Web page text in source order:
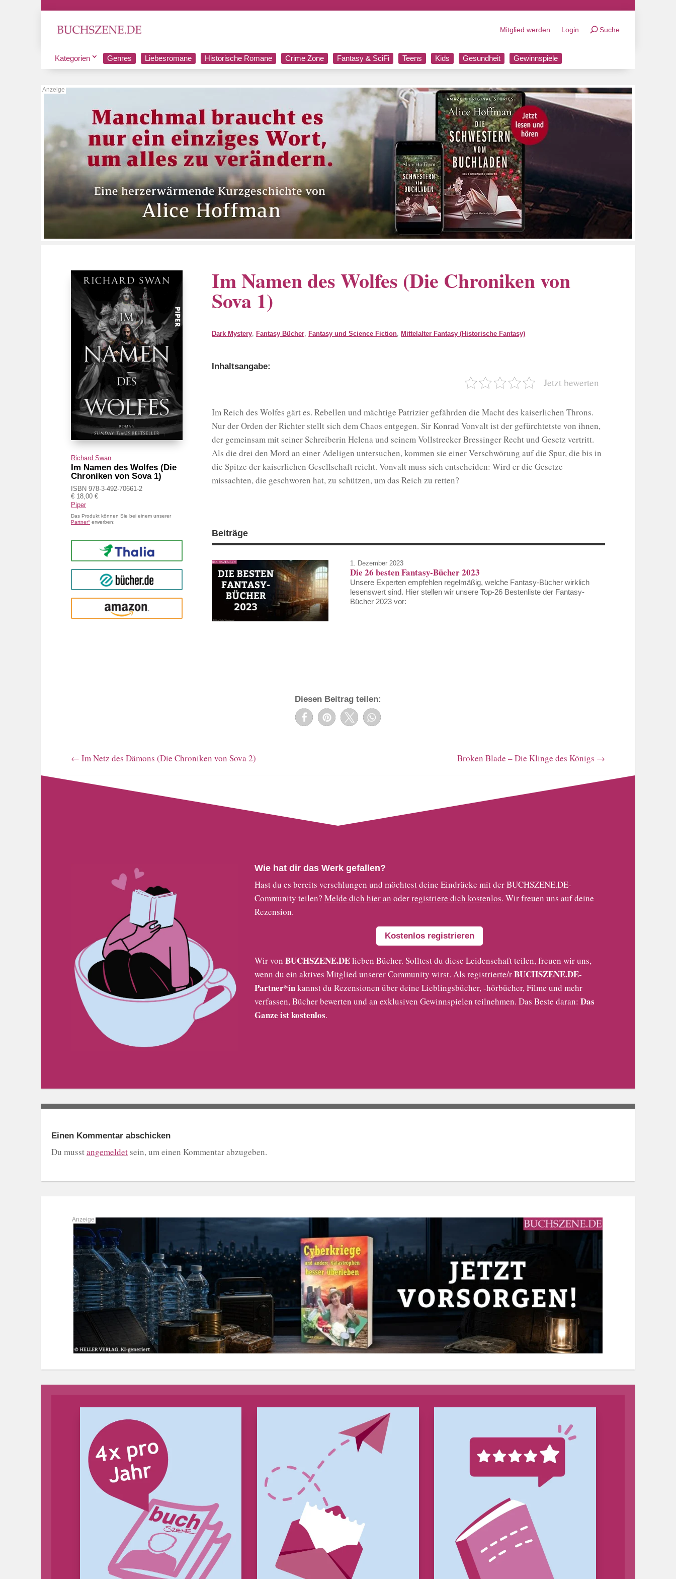
Mitglied werden Login Suche
Kategorien Genres Liebesromane Historische Romane Crime Zone Fantasy & SciFi Teens Kids Gesundheit Gewinnspiele
Richard Swan
Im Namen des Wolfes (Die
Chroniken von Sova 1)
ISBN 978-3-492-70661-2
€ 18,00 €
Piper
Das Produkt können Sie bei einem unserer
Partner* erwerben:
Thalia
buecher.de
Amazon
Im Namen des Wolfes (Die Chroniken von
Sova 1)
Dark Mystery, Fantasy Bücher, Fantasy und Science Fiction, Mittelalter Fantasy (Historische Fantasy)
Inhaltsangabe:
Jetzt bewerten
Im Reich des Wolfes gärt es. Rebellen und mächtige Patrizier gefährden die Macht des kaiserlichen Throns.
Nur der Orden der Richter stellt sich dem Chaos entgegen. Sir Konrad Vonvalt ist der gefürchtetste von ihnen,
der gemeinsam mit seiner Schreiberin Helena und seinem Vollstrecker Bressinger Recht und Gesetz vertritt.
Als die drei den Mord an einer Adeligen untersuchen, kommen sie einer Verschwörung auf die Spur, die bis in
die Spitze der kaiserlichen Gesellschaft reicht. Vonvalt muss sich entscheiden: Wird er die Gesetze
missachten, die geschworen hat, zu schützen, um das Reich zu retten?
Beiträge
1. Dezember 2023
Die 26 besten Fantasy-Bücher 2023
Unsere Experten empfehlen regelmäßig, welche Fantasy-Bücher wirklich
lesenswert sind. Hier stellen wir unsere Top-26 Bestenliste der Fantasy-
Bücher 2023 vor:
Diesen Beitrag teilen:
← Im Netz des Dämons (Die Chroniken von Sova 2) Broken Blade – Die Klinge des Königs →
Wie hat dir das Werk gefallen?
Hast du es bereits verschlungen und möchtest deine Eindrücke mit der BUCHSZENE.DE-
Community teilen? Melde dich hier an oderregistriere dich kostenlos. Wir freuen uns auf deine
Rezension.
Kostenlos registrieren
Wir von BUCHSZENE.DElieben Bücher. Solltest du diese Leidenschaft teilen, freuen wir uns,
wenn du ein aktives Mitglied unserer Community wirst. Als registrierte/rBUCHSZENE.DE-
Partner*inkannst du Rezensionen über deine Lieblingsbücher, -hörbücher, Filme und mehr
verfassen, Bücher bewerten und an exklusiven Gewinnspielen teilnehmen. Das Beste daran: Das
Ganze ist kostenlos.
Einen Kommentar abschicken
Du musstangemeldet sein, um einen Kommentar abzugeben.